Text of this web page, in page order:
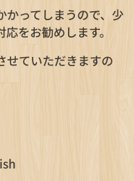
かってしまうので、少
をお勧めします。
せていただきますの